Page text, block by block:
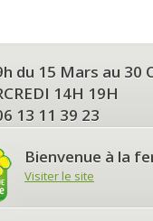
du 15 Mars au 30
14H 19H
13 11 39 23
Bienvenue à la
Visiter le site